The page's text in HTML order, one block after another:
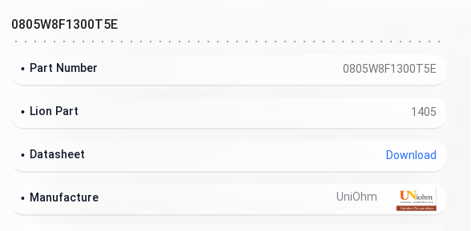
0805W8F1300T5E
0805W8F1300T5E
Part Number
1405
Lion Part
Download
Datasheet
Manufacture